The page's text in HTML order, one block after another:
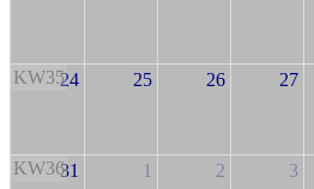
KW3524 25 26 27
KW3631 1 2 3